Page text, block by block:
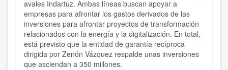
avales Indartuz. Ambas líneas buscan apoyar a
empresas para afrontar los gastos derivados de las
inversiones para afrontar proyectos de transformación
relacionados con la energía y la digitalización. En total,
está previsto que la entidad de garantía recíproca
dirigida por Zenón Vázquez respalde unas inversiones
que asciendan a 350 millones.